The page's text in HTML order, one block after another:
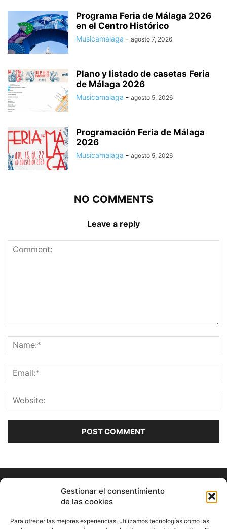
Gestionar el consentimiento
de las cookies
Para ofrecer las mejores experiencias, utilizamos tecnologías como las
Programa Feria de Málaga 2026
en el Centro Histórico
Musicamalaga - agosto 7, 2026
Plano y listado de casetas Feria
de Málaga 2026
Musicamalaga - agosto 5, 2026
Programación Feria de Málaga
2026
Musicamalaga - agosto 5, 2026
NO COMMENTS
Leave a reply